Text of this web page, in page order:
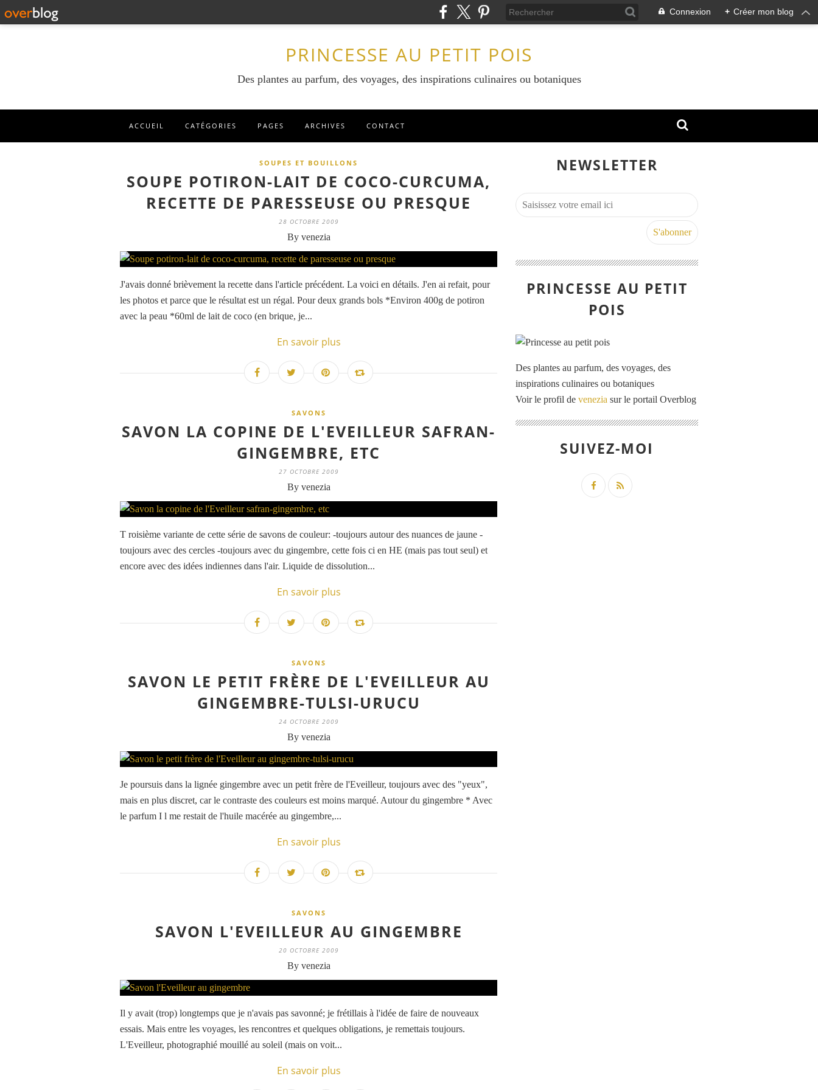
Connexion + Créer mon blog
PRINCESSE AU PETIT POIS
Des plantes au parfum, des voyages, des inspirations culinaires ou botaniques
ACCUEIL CATÉGORIES PAGES ARCHIVES CONTACT
SOUPES ET BOUILLONS
SOUPE POTIRON-LAIT DE COCO-CURCUMA,
RECETTE DE PARESSEUSE OU PRESQUE
28 OCTOBRE 2009
By venezia
J'avais donné brièvement la recette dans l'article précédent. La voici en détails. J'en ai refait, pour
les photos et parce que le résultat est un régal. Pour deux grands bols *Environ 400g de potiron
avec la peau *60ml de lait de coco (en brique, je...
En savoir plus
SAVONS
SAVON LA COPINE DE L'EVEILLEUR SAFRAN-
GINGEMBRE, ETC
27 OCTOBRE 2009
By venezia
T roisième variante de cette série de savons de couleur: -toujours autour des nuances de jaune -
toujours avec des cercles -toujours avec du gingembre, cette fois ci en HE (mais pas tout seul) et
encore avec des idées indiennes dans l'air. Liquide de dissolution...
En savoir plus
SAVONS
SAVON LE PETIT FRÈRE DE L'EVEILLEUR AU
GINGEMBRE-TULSI-URUCU
24 OCTOBRE 2009
By venezia
Je poursuis dans la lignée gingembre avec un petit frère de l'Eveilleur, toujours avec des "yeux",
mais en plus discret, car le contraste des couleurs est moins marqué. Autour du gingembre * Avec
le parfum I l me restait de l'huile macérée au gingembre,...
En savoir plus
SAVONS
SAVON L'EVEILLEUR AU GINGEMBRE
20 OCTOBRE 2009
By venezia
Il y avait (trop) longtemps que je n'avais pas savonné; je frétillais à l'idée de faire de nouveaux
essais. Mais entre les voyages, les rencontres et quelques obligations, je remettais toujours.
L'Eveilleur, photographié mouillé au soleil (mais on voit...
En savoir plus
NEWSLETTER
PRINCESSE AU PETIT
POIS
Des plantes au parfum, des voyages, des
inspirations culinaires ou botaniques
Voir le profil de venezia sur le portail Overblog
SUIVEZ-MOI